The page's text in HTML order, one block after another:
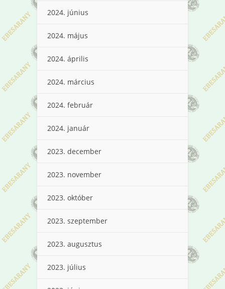
2024. június
2024. május
2024. április
2024. március
2024. február
2024. január
2023. december
2023. november
2023. október
2023. szeptember
2023. augusztus
2023. július